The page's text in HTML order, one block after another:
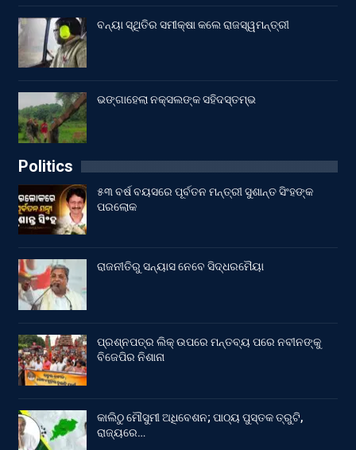
ବନ୍ୟା ସ୍ଥିତିର ସମୀକ୍ଷା କଲେ ରାଜସ୍ୱମନ୍ତ୍ରୀ
ଭଙ୍ଗାହେଲା ନକ୍ସଲଙ୍କ ସହିଦସ୍ତମ୍ଭ
Politics
୫୩ ବର୍ଷ ବୟସରେ ପୂର୍ବତନ ମନ୍ତ୍ରୀ ସୁଶାନ୍ତ ସିଂହଙ୍କ
ପରଲୋକ
ରାଜନୀତିରୁ ସନ୍ୟାସ ନେବେ ସିଦ୍ଧରମୈୟା
ପ୍ରଶ୍ନପତ୍ର ଲିକ୍ ଉପରେ ମନ୍ତବ୍ୟ ପରେ ନବୀନଙ୍କୁ
ବିଜେପିର ନିଶାନା
କାଲିଠୁ ମୌସୁମୀ ଅଧିବେଶନ; ପାଠ୍ୟ ପୁସ୍ତକ ତ୍ରୁଟି,
ରାଜ୍ୟରେ…